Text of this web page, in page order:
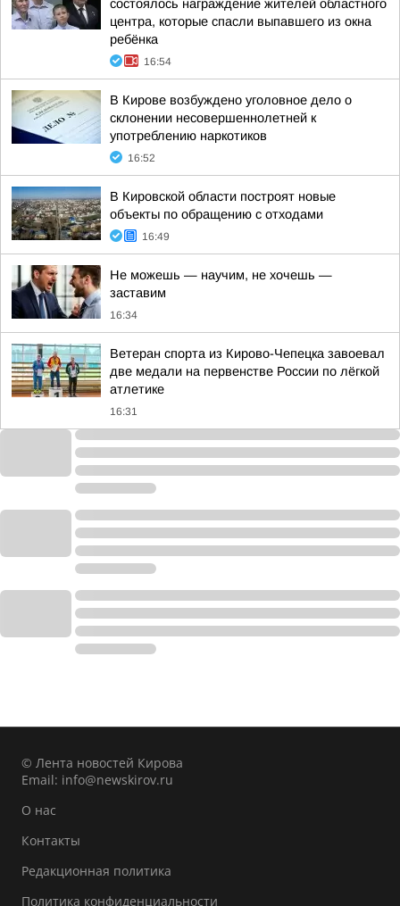
состоялось награждение жителей областного
центра, которые спасли выпавшего из окна
ребёнка
16:54
В Кирове возбуждено уголовное дело о
склонении несовершеннолетней к
употреблению наркотиков
16:52
В Кировской области построят новые
объекты по обращению с отходами
16:49
Не можешь — научим, не хочешь —
заставим
16:34
Ветеран спорта из Кирово-Чепецка завоевал
две медали на первенстве России по лёгкой
атлетике
16:31
© Лента новостей Кирова
Email: info@newskirov.ru
О нас
Контакты
Редакционная политика
Политика конфиденциальности